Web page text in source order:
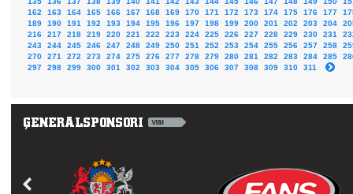
162
163 164 165 166 167 168 169 170 171 172 173 174 175 176 177
189
190 191 192 193 194 195 196 197 198 199 200 201 202 203 204
216
217 218 219 220 221 222 223 224 225 226 227 228 229 230 231
243
244 245 246 247 248 249 250 251 252 253 254 255 256 257 258
270
271 272 273 274 275 276 277 278 279 280 281 282 283 284 285
297
298 299 300 301 302 303 304 305 306 307 308 309 310 311